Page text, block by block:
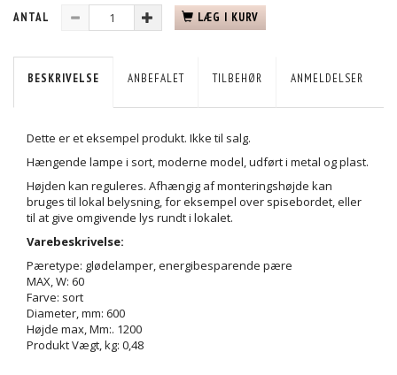
ANTAL LÆG I KURV
BESKRIVELSE ANBEFALET TILBEHØR ANMELDELSER
Dette er et eksempel produkt. Ikke til salg.
Hængende lampe i sort, moderne model, udført i metal og plast.
Højden kan reguleres. Afhængig af monteringshøjde kan
bruges til lokal belysning, for eksempel over spisebordet, eller
til at give omgivende lys rundt i lokalet.
Varebeskrivelse:
Pæretype: glødelamper, energibesparende pære
MAX, W: 60
Farve: sort
Diameter, mm: 600
Højde max, Mm:. 1200
Produkt Vægt, kg: 0,48